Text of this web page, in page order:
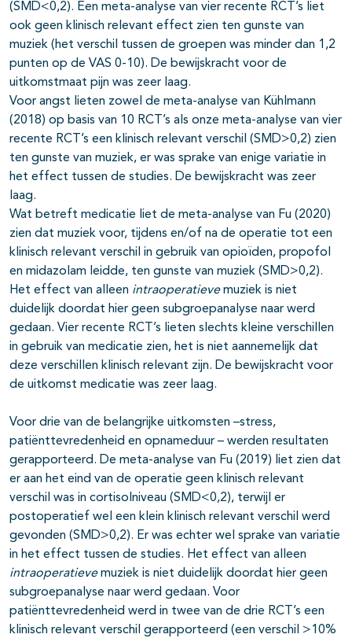
(SMD<0,2). Een meta-analyse van vier recente RCT’s liet
ook geen klinisch relevant effect zien ten gunste van
muziek (het verschil tussen de groepen was minder dan 1,2
punten op de VAS 0-10). De bewijskracht voor de
uitkomstmaat pijn was zeer laag.
Voor angst lieten zowel de meta-analyse van Kühlmann
(2018) op basis van 10 RCT’s als onze meta-analyse van vier
recente RCT’s een klinisch relevant verschil (SMD>0,2) zien
ten gunste van muziek, er was sprake van enige variatie in
het effect tussen de studies. De bewijskracht was zeer
laag.
Wat betreft medicatie liet de meta-analyse van Fu (2020)
zien dat muziek voor, tijdens en/of na de operatie tot een
klinisch relevant verschil in gebruik van opioïden, propofol
en midazolam leidde, ten gunste van muziek (SMD>0,2).
Het effect van alleen intraoperatievemuziek is niet
duidelijk doordat hier geen subgroepanalyse naar werd
gedaan. Vier recente RCT’s lieten slechts kleine verschillen
in gebruik van medicatie zien, het is niet aannemelijk dat
deze verschillen klinisch relevant zijn. De bewijskracht voor
de uitkomst medicatie was zeer laag.
Voor drie van de belangrijke uitkomsten –stress,
patiënttevredenheid en opnameduur – werden resultaten
gerapporteerd. De meta-analyse van Fu (2019) liet zien dat
er aan het eind van de operatie geen klinisch relevant
verschil was in cortisolniveau (SMD<0,2), terwijl er
postoperatief wel een klein klinisch relevant verschil werd
gevonden (SMD>0,2). Er was echter wel sprake van variatie
in het effect tussen de studies. Het effect van alleen
intraoperatievemuziek is niet duidelijk doordat hier geen
subgroepanalyse naar werd gedaan. Voor
patiënttevredenheid werd in twee van de drie RCT’s een
klinisch relevant verschil gerapporteerd (een verschil >10%